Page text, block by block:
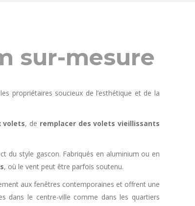
sur-mesure
propriétaires soucieux de l’esthétique et de la
volets, de remplacer des volets vieillissants
du style gascon. Fabriqués en aluminium ou en
, où le vent peut être parfois soutenu.
aux fenêtres contemporaines et offrent une
dans le centre-ville comme dans les quartiers